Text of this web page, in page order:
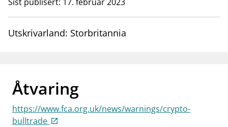
Tilsyn
Finanstilsynets registre
businessOm Finanstilsynet
mail_outlineKontakt oss
Utskrivarland: Storbritannia
Åtvaring
https://www.fca.org.uk/news/warnings/crypto-
bulltrade